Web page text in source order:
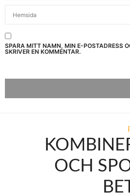
SPARA MITT NAMN, MIN E-POSTADRESS
SKRIVER EN KOMMENTAR.
OCH